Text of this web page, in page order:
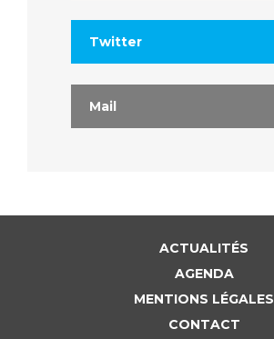
Twitter
Mail
ACTUALITÉS
AGENDA
MENTIONS LÉGALES
CONTACT